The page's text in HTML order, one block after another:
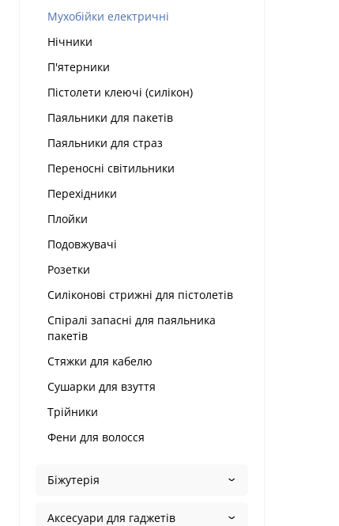
Мухобійки електричні
Нічники
П'ятерники
Пістолети клеючі (силікон)
Паяльники для пакетів
Паяльники для страз
Переносні світильники
Перехідники
Плойки
Подовжувачі
Розетки
Силіконові стрижні для пістолетів
Спіралі запасні для паяльника
пакетів
Стяжки для кабелю
Сушарки для взуття
Трійники
Фени для волосся
Біжутерія
Аксесуари для гаджетів